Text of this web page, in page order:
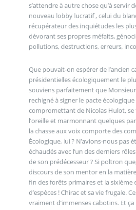
s’attendre à autre chose qu’à servir
nouveau lobby lucratif , celui du
récupérateur des inquiétudes les
dévorant ses propres méfaits,
pollutions, destructions, erreurs,
Que pouvait-on espérer de l’ancien
présidentielles écologiquement le
souviens parfaitement que
rechigné à signer le pacte
compromettant de Nicolas Hulot, se
l’oreille et marmonnant quelques
la chasse aux voix comporte des
Écologique, lui ? N’avions-nous pas
échaudés avec l’un des derniers
de son prédécesseur ? Si poltron
discours de son mentor en la
fin des forêts primaires et la sixième
d’espèces ! Chirac et sa vie frugale.
vraiment d’immenses cabotins. Et ça